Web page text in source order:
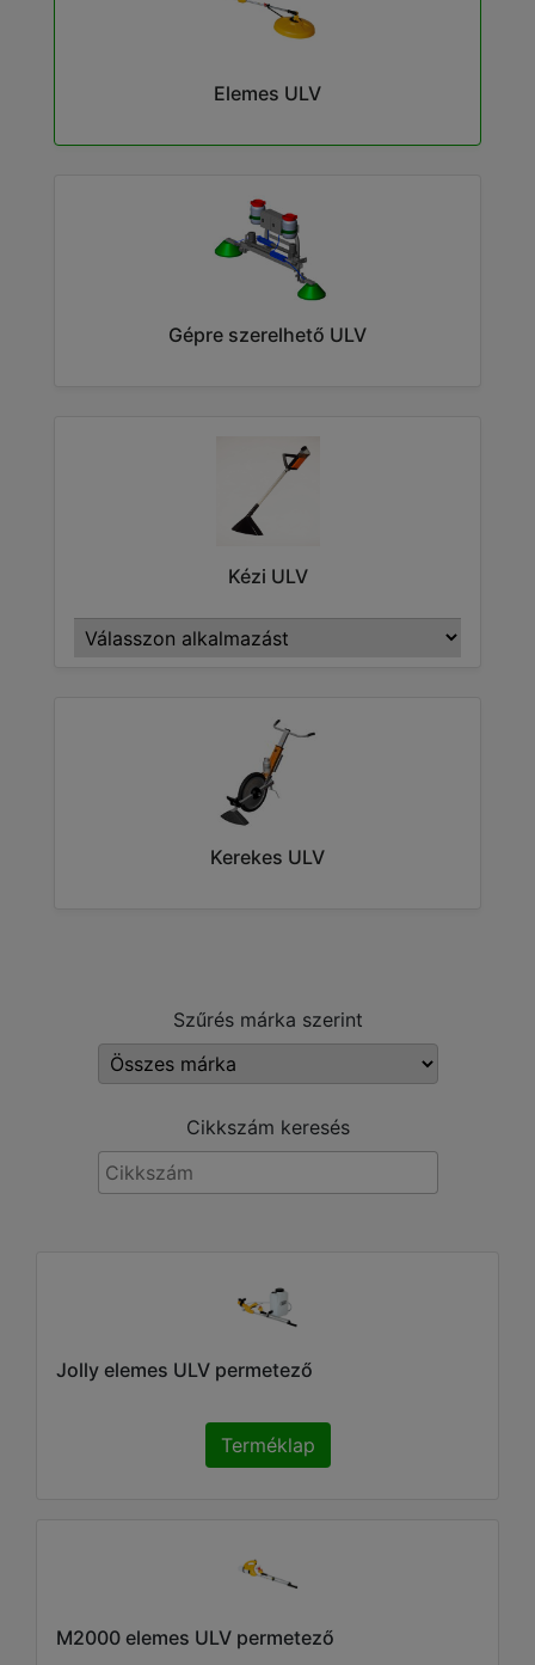
Elemes ULV
Gépre szerelhető ULV
Kézi ULV
Kerekes ULV
Szűrés márka szerint
Cikkszám keresés
Jolly elemes ULV permetező
Terméklap
M2000 elemes ULV permetező